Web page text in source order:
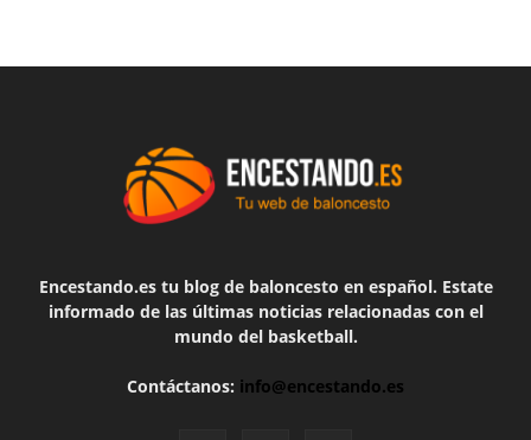
Encestando.es tu blog de baloncesto en español. Estate
informado de las últimas noticias relacionadas con el
mundo del basketball.
Contáctanos: info@encestando.es